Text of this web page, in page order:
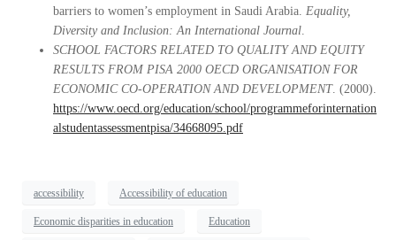
barriers to women’s employment in Saudi Arabia. Equality,
Diversity and Inclusion: An International Journal.
SCHOOL FACTORS RELATED TO QUALITY AND EQUITY
RESULTS FROM PISA 2000 OECD ORGANISATION FOR
ECONOMIC CO-OPERATION AND DEVELOPMENT. (2000).
https://www.oecd.org/education/school/programmeforinternation
alstudentassessmentpisa/34668095.pdf
accessibility Accessibility of education
Economic disparities in education Education